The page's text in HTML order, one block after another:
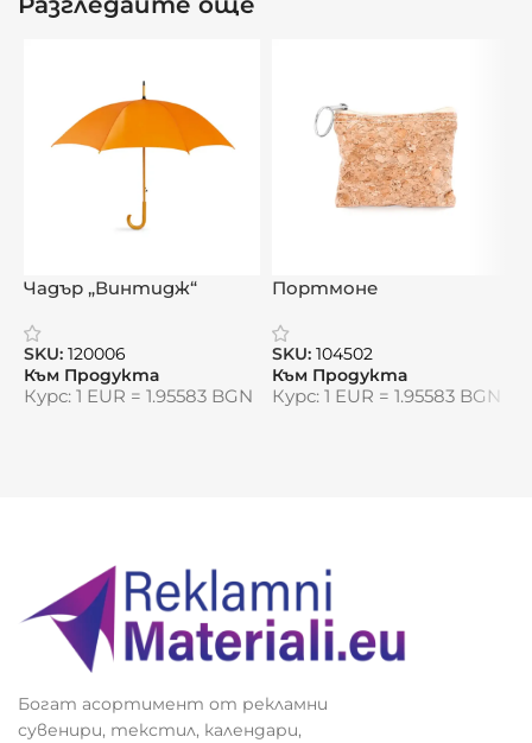
📄 Материал: висококачествен картон
✉️ Включен стандартен бял плик
Рекламни възможности:
Варианти: върху луксозна вложка или
Цена за допечатване:0,72 лв/бр. с ДДС
лв еднократно за проект
Видяна от: 0
Чадър „Винтидж“
SKU: 120006
Към Продукта
Курс: 1 EUR = 1.95583 BGN
Портмоне
естествен стил
SKU: 104502
Към Продукта
Курс: 1 EUR = 1.95583 BGN
Богат асортимент от рекламни
сувенири, текстил, календари,